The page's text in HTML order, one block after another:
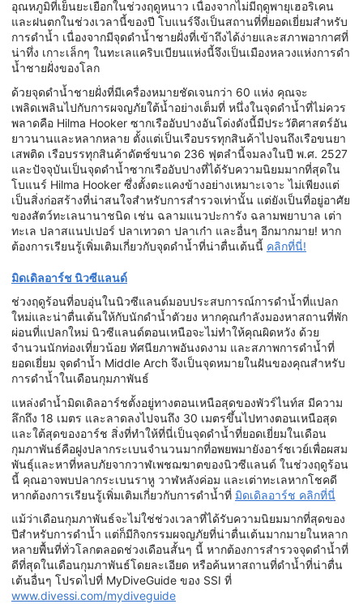
อุณหภูมิที่เย็นยะเยือกในช่วงฤดูหนาว เนื่องจากไม่มีฤดูพายุเฮอริเคน
และฝนตกในช่วงเวลานี้ของปี โบแนร์จึงเป็นสถานที่ที่ยอดเยี่ยมสำหรับ
การดำน้ำ เนื่องจากมีจุดดำน้ำชายฝั่งที่เข้าถึงได้ง่ายและสภาพอากาศที่
น่าทึ่ง เกาะเล็กๆ ในทะเลแคริบเบียนแห่งนี้จึงเป็นเมืองหลวงแห่งการดำ
น้ำชายฝั่งของโลก
ด้วยจุดดำน้ำชายฝั่งที่มีเครื่องหมายชัดเจนกว่า 60 แห่ง คุณจะ
เพลิดเพลินไปกับการผจญภัยใต้น้ำอย่างเต็มที่ หนึ่งในจุดดำน้ำที่ไม่ควร
พลาดคือ Hilma Hooker ซากเรืออับปางอันโด่งดังนี้มีประวัติศาสตร์อัน
ยาวนานและหลากหลาย ตั้งแต่เป็นเรือบรรทุกสินค้าไปจนถึงเรือขนยา
เสพติด เรือบรรทุกสินค้าดัตช์ขนาด 236 ฟุตลำนี้จมลงในปี พ.ศ. 2527
และปัจจุบันเป็นจุดดำน้ำซากเรืออับปางที่ได้รับความนิยมมากที่สุดใน
โบแนร์ Hilma Hooker ซึ่งตั้งตะแคงข้างอย่างเหมาะเจาะ ไม่เพียงแต่
เป็นสิ่งก่อสร้างที่น่าสนใจสำหรับการสำรวจเท่านั้น แต่ยังเป็นที่อยู่อาศัย
ของสัตว์ทะเลนานาชนิด เช่น ฉลามแนวปะการัง ฉลามพยาบาล เต่า
ทะเล ปลาสแนปเปอร์ ปลาเทวดา ปลาเก๋า และอื่นๆ อีกมากมาย! หาก
ต้องการเรียนรู้เพิ่มเติมเกี่ยวกับจุดดำน้ำที่น่าตื่นเต้นนี้ คลิกที่นี่!
มิดเดิลอาร์ช นิวซีแลนด์
ช่วงฤดูร้อนที่อบอุ่นในนิวซีแลนด์มอบประสบการณ์การดำน้ำที่แปลก
ใหม่และน่าตื่นเต้นให้กับนักดำน้ำตัวยง หากคุณกำลังมองหาสถานที่พัก
ผ่อนที่แปลกใหม่ นิวซีแลนด์ตอนเหนือจะไม่ทำให้คุณผิดหวัง ด้วย
จำนวนนักท่องเที่ยวน้อย ทัศนียภาพอันงดงาม และสภาพการดำน้ำที่
ยอดเยี่ยม จุดดำน้ำ Middle Arch จึงเป็นจุดหมายในฝันของคุณสำหรับ
การดำน้ำในเดือนกุมภาพันธ์
แหล่งดำน้ำมิดเดิลอาร์ชตั้งอยู่ทางตอนเหนือสุดของพัวร์ไนท์ส มีความ
ลึกถึง 18 เมตร และลาดลงไปจนถึง 30 เมตรขึ้นไปทางตอนเหนือสุด
และใต้สุดของอาร์ช สิ่งที่ทำให้ที่นี่เป็นจุดดำน้ำที่ยอดเยี่ยมในเดือน
กุมภาพันธ์คือฝูงปลากระเบนจำนวนมากที่อพยพมายังอาร์ชเวย์เพื่อผสม
พันธุ์และหาที่หลบภัยจากวาฬเพชฌฆาตของนิวซีแลนด์ ในช่วงฤดูร้อน
นี้ คุณอาจพบปลากระเบนราหู วาฬหลังค่อม และเต่าทะเลหากโชคดี
หากต้องการเรียนรู้เพิ่มเติมเกี่ยวกับการดำน้ำที่ มิดเดิลอาร์ช คลิกที่นี่
แม้ว่าเดือนกุมภาพันธ์จะไม่ใช่ช่วงเวลาที่ได้รับความนิยมมากที่สุดของ
ปีสำหรับการดำน้ำ แต่ก็มีกิจกรรมผจญภัยที่น่าตื่นเต้นมากมายในหลาก
หลายพื้นที่ทั่วโลกตลอดช่วงเดือนสั้นๆ นี้ หากต้องการสำรวจจุดดำน้ำที่
ดีที่สุดในเดือนกุมภาพันธ์โดยละเอียด หรือค้นหาสถานที่ดำน้ำที่น่าตื่น
เต้นอื่นๆ โปรดไปที่ MyDiveGuide ของ SSI ที่
www.divessi.com/mydiveguide